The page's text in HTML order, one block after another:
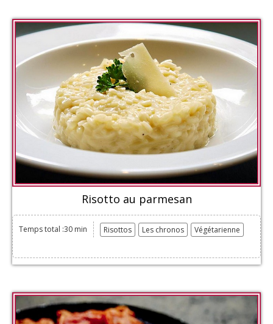
Risotto au parmesan
Temps total :30 min Risottos Les chronos Végétarienne